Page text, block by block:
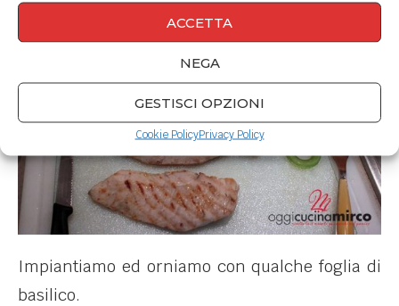
ACCETTA
NEGA
GESTISCI OPZIONI
Cookie PolicyPrivacy Policy
Impiantiamo ed orniamo con qualche foglia di
basilico.